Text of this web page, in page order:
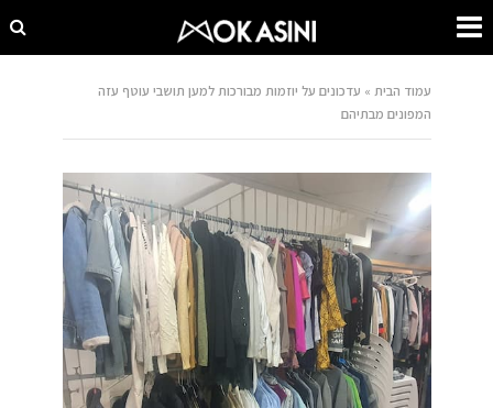
עמוד הבית » עדכונים על יוזמות מבורכות למען תושבי עוטף עזה
המפונים מבתיהם